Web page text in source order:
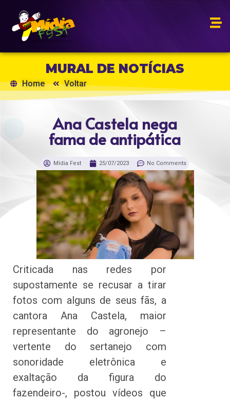
MURAL DE NOTÍCIAS
Home Voltar
Ana Castela nega
fama de antipática
Mídia Fest 25/07/2023 No Comments
Criticada nas redes por
supostamente se recusar a tirar
fotos com alguns de seus fãs, a
cantora Ana Castela, maior
representante do agronejo –
vertente do sertanejo com
sonoridade eletrônica e
exaltação da figura do
fazendeiro-, postou vídeos que